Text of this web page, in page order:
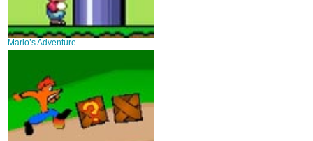
Mario’s Adventure